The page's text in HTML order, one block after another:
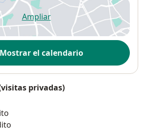
Ampliarse abre en una nueva
Mostrar el calendario
privadas)